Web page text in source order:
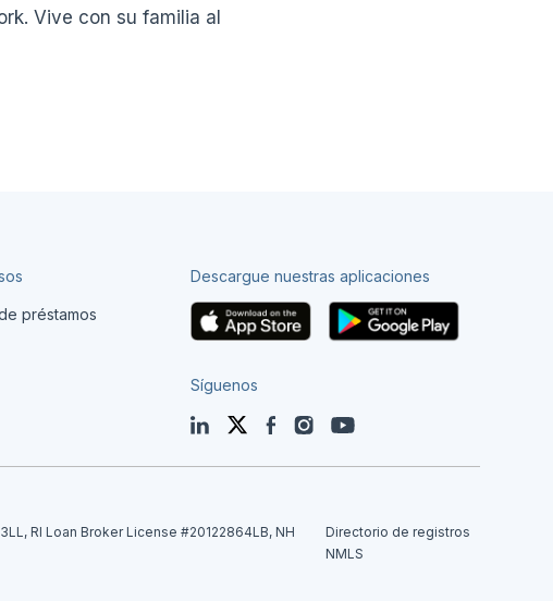
Vive con su familia al
préstamos
Descargue nuestras aplicaciones
Síguenos
LinkedInTwitterFacebook
InstagramYouTube
RI Loan Broker License #20122864LB, NH
Directorio de registros
NMLS